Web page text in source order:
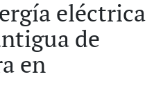
eléctrica
de
en